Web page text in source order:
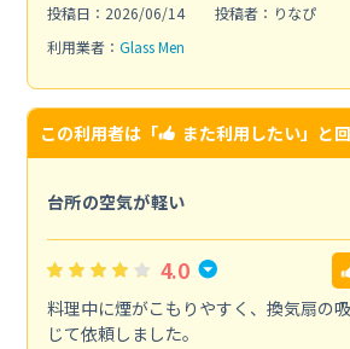
投稿日：2026/06/14
投稿者：りなぴ
利用業者： Glass Men
この利用者は「 また利用したい」と
台所の空気が軽い
4.0
料理中に煙がこもりやすく、換気扇の
じて依頼しました。